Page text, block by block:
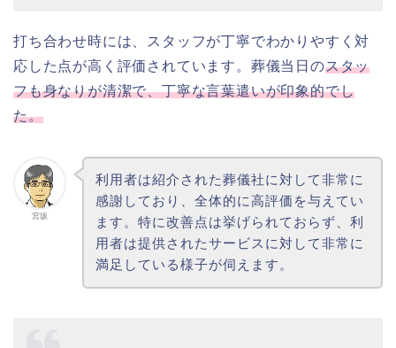
打ち合わせ時には、スタッフが丁寧でわかりやすく対
応した点が高く評価されています。葬儀当日のスタッ
フも身なりが清潔で、丁寧な言葉遣いが印象的でし
た。
宮坂
利用者は紹介された葬儀社に対して非常に
感謝しており、全体的に高評価を与えてい
ます。特に改善点は挙げられておらず、利
用者は提供されたサービスに対して非常に
満足している様子が伺えます。